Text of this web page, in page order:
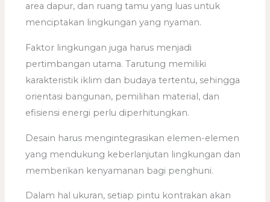
area dapur, dan ruang tamu yang luas untuk
menciptakan lingkungan yang nyaman.
Faktor lingkungan juga harus menjadi
pertimbangan utama. Tarutung memiliki
karakteristik iklim dan budaya tertentu, sehingga
orientasi bangunan, pemilihan material, dan
efisiensi energi perlu diperhitungkan.
Desain harus mengintegrasikan elemen-elemen
yang mendukung keberlanjutan lingkungan dan
memberikan kenyamanan bagi penghuni.
Dalam hal ukuran, setiap pintu kontrakan akan